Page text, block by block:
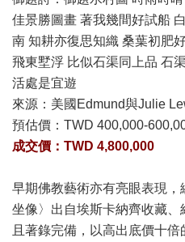
佳景勝圖畫 著我幾間好試船
南 知耕亦復思知織 桑葉初肥
飛東墅浮 比似石渠同上品 石
活處是宜遊
來源：美國Edmund與Julie
預估價： TWD 400,000-
成交價：TWD 4,800,000
早期佛教藝術亦有亮眼表現
坐像〉出自埃斯卡納齊收藏
且著錄完備，以高出底價十倍